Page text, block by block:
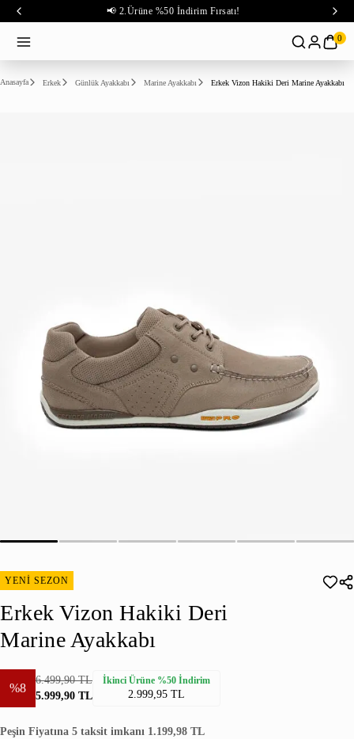
📢 2.Ürüne %50 İndirim Fırsatı!
0
Anasayfa Erkek Günlük Ayakkabı Marine Ayakkabı Erkek Vizon Hakiki Deri Marine Ayakkabı
YENİ SEZON
Erkek Vizon Hakiki Deri
Marine Ayakkabı
%8
6.499,90 TL
5.999,90 TL
İkinci Ürüne %50 İndirim
2.999,95 TL
Peşin Fiyatına 5 taksit imkanı 1.199,98 TL